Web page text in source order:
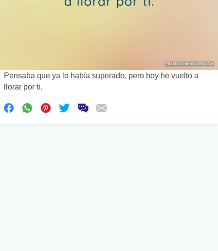
Pensaba que ya lo había superado, pero hoy he vuelto a
llorar por ti.